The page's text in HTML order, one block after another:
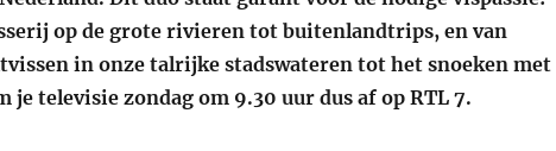
op de grote rivieren tot buitenlandtrips, en van
in onze talrijke stadswateren tot het snoeken met
je televisie zondag om 9.30 uur dus af op RTL 7.